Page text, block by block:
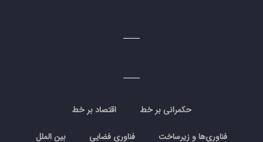
حکمرانی بر خط اقتصاد بر خط
فناوری‌ها و زیرساخت فناوری فضایی بین الملل